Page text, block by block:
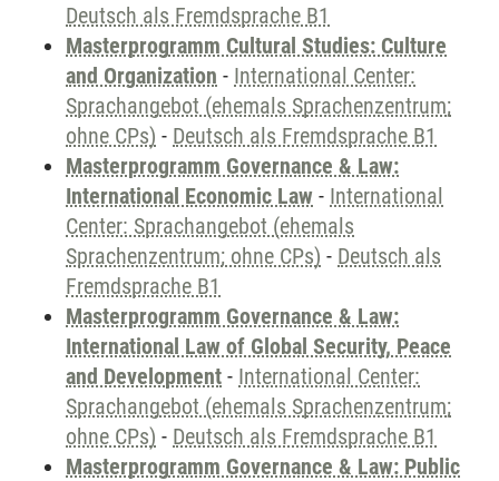
Deutsch als Fremdsprache B1
Masterprogramm Cultural Studies: Culture
and Organization - International Center:
Sprachangebot (ehemals Sprachenzentrum;
ohne CPs) - Deutsch als Fremdsprache B1
Masterprogramm Governance & Law:
International Economic Law - International
Center: Sprachangebot (ehemals
Sprachenzentrum; ohne CPs) - Deutsch als
Fremdsprache B1
Masterprogramm Governance & Law:
International Law of Global Security, Peace
and Development - International Center:
Sprachangebot (ehemals Sprachenzentrum;
ohne CPs) - Deutsch als Fremdsprache B1
Masterprogramm Governance & Law: Public